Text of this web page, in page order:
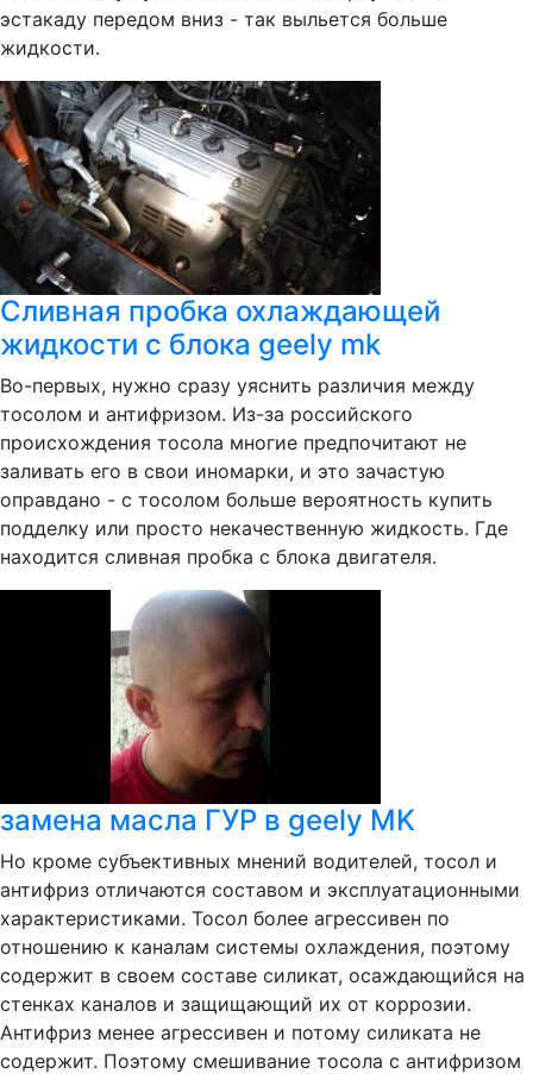
эстакаду передом вниз - так выльется больше
жидкости.
Сливная пробка охлаждающей
жидкости с блока geely mk
Во-первых, нужно сразу уяснить различия между
тосолом и антифризом. Из-за российского
происхождения тосола многие предпочитают не
заливать его в свои иномарки, и это зачастую
оправдано - с тосолом больше вероятность купить
подделку или просто некачественную жидкость. Где
находится сливная пробка с блока двигателя.
замена масла ГУР в geely MK
Но кроме субъективных мнений водителей, тосол и
антифриз отличаются составом и эксплуатационными
характеристиками. Тосол более агрессивен по
отношению к каналам системы охлаждения, поэтому
содержит в своем составе силикат, осаждающийся на
стенках каналов и защищающий их от коррозии.
Антифриз менее агрессивен и потому силиката не
содержит. Поэтому смешивание тосола с антифризом